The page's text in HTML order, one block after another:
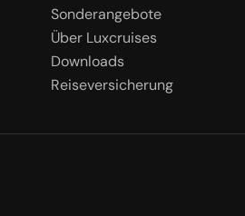
Sonderangebote
Über Luxcruises
Downloads
Reiseversicherung